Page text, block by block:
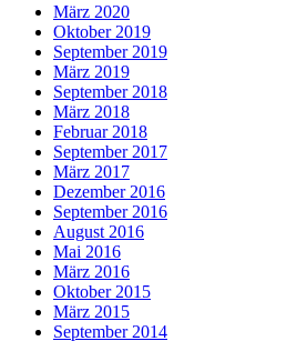
März 2020
Oktober 2019
September 2019
März 2019
September 2018
März 2018
Februar 2018
September 2017
März 2017
Dezember 2016
September 2016
August 2016
Mai 2016
März 2016
Oktober 2015
März 2015
September 2014